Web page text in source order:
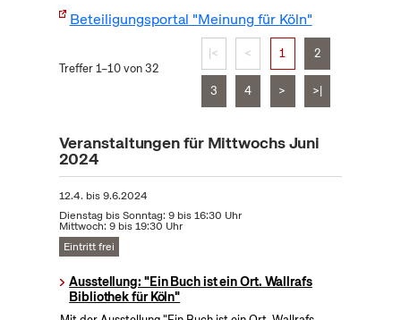
Beteiligungsportal "Meinung für Köln"
Treffer 1–10 von 32
|< < 1 2
3 4 > >|
Veranstaltungen für Mittwochs Juni
2024
12.4. bis9.6.2024
Dienstag bis Sonntag: 9 bis 16:30 Uhr
Mittwoch: 9 bis 19:30 Uhr
Eintritt frei
Ausstellung: "Ein Buch ist ein Ort. Wallrafs
Bibliothek für Köln"